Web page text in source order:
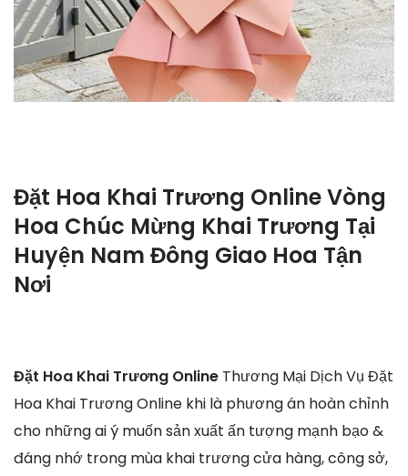
Đặt Hoa Khai Trương Online Vòng
Hoa Chúc Mừng Khai Trương Tại
Huyện Nam Đông Giao Hoa Tận
Nơi
Đặt Hoa Khai Trương Online Thương Mại Dịch Vụ Đặt
Hoa Khai Trương Online khi là phương án hoàn chỉnh
cho những ai ý muốn sản xuất ấn tượng mạnh bạo &
đáng nhớ trong mùa khai trương cửa hàng, công sở,